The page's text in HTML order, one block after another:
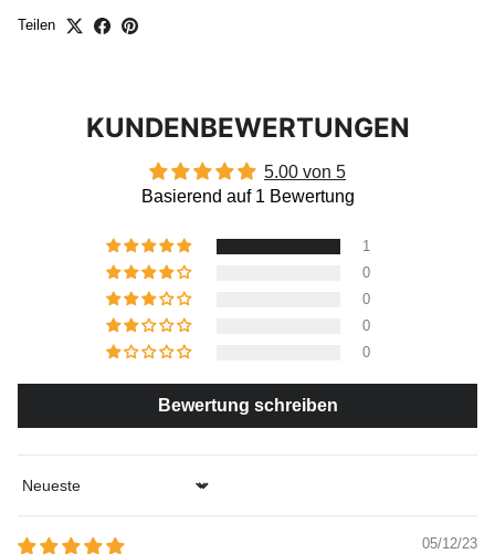
Teilen
KUNDENBEWERTUNGEN
5.00 von 5
Basierend auf 1 Bewertung
1
0
0
0
0
Bewertung schreiben
Sort by
05/12/23